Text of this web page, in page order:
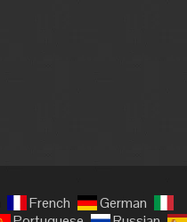
French
German